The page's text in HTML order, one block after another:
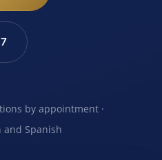
by appointment ·
and Spanish